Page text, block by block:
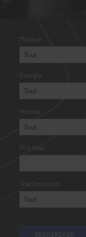
Marque
Énergie
Modèle
Prix max
Transmission